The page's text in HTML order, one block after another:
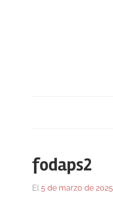
fodaps2
El 5 de marzo de 2025